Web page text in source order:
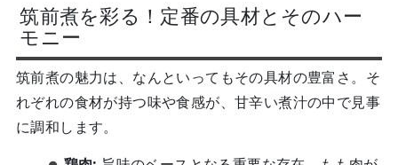
筑前煮を彩る！定番の具材とそのハー
モニー
筑前煮の魅力は、なんといってもその具材の豊富さ。そ
れぞれの食材が持つ味や食感が、甘辛い煮汁の中で見事
に調和します。